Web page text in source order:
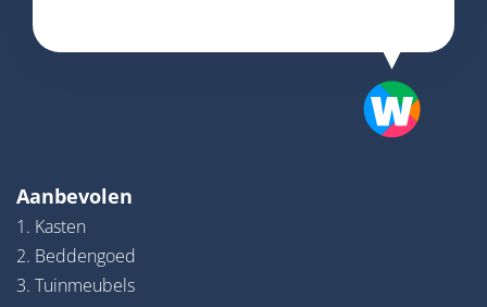
Aanbevolen
1. Kasten
2. Beddengoed
3. Tuinmeubels